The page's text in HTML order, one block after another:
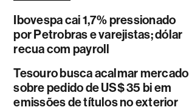
Ibovespa cai 1,7% pressionado
por Petrobras e varejistas; dólar
recua com payroll
Tesouro busca acalmar mercado
sobre pedido de US$ 35 bi em
emissões de títulos no exterior